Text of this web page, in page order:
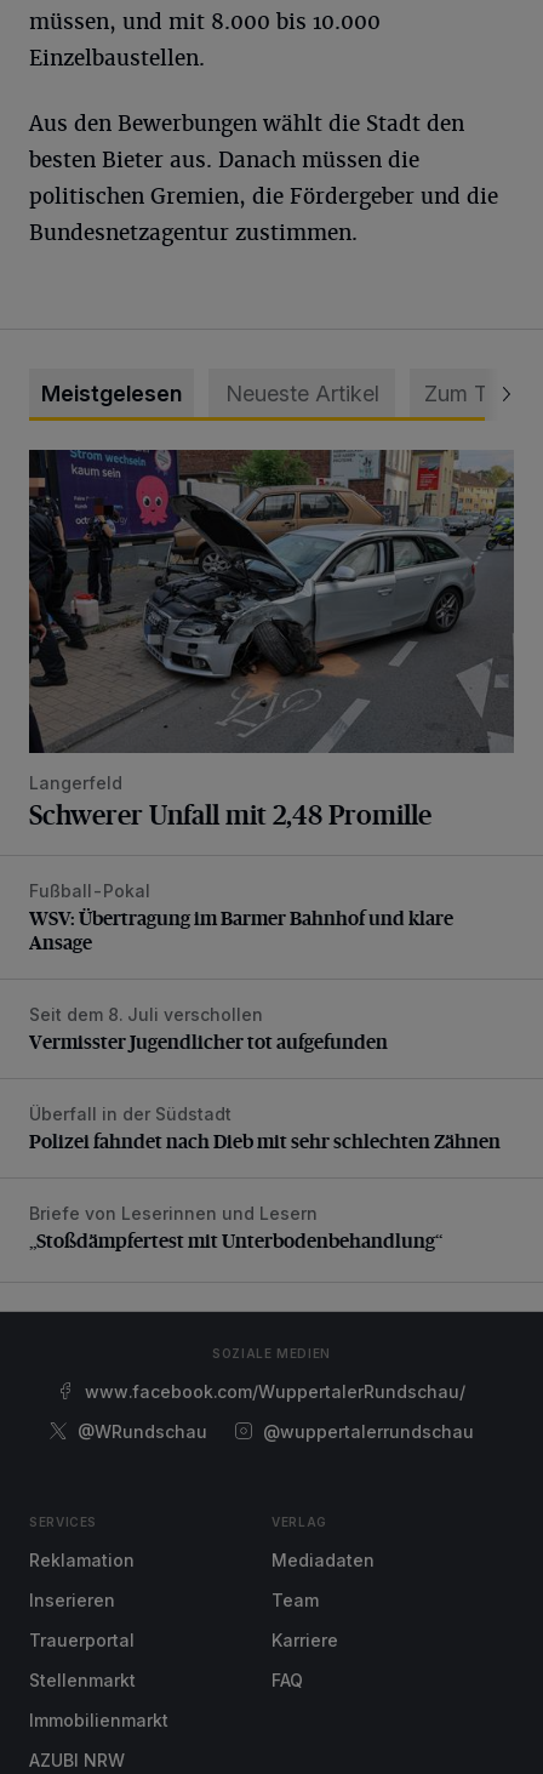
müssen, und mit 8.000 bis 10.000
Einzelbaustellen.
Aus den Bewerbungen wählt die Stadt den
besten Bieter aus. Danach müssen die
politischen Gremien, die Fördergeber und die
Bundesnetzagentur zustimmen.
Meistgelesen Neueste Artikel Zum Thema
Schwerer Unfall mit 2,48 Promille
Langerfeld
Schwerer Unfall mit 2,48 Promille
WSV: Übertragung im Barmer Bahnhof und klare Ansage
Fußball-Pokal
WSV: Übertragung im Barmer Bahnhof und klare
Ansage
Vermisster Jugendlicher tot aufgefunden
Seit dem 8. Juli verschollen
Vermisster Jugendlicher tot aufgefunden
Polizei fahndet nach Dieb mit sehr schlechten Zähnen
Überfall in der Südstadt
Polizei fahndet nach Dieb mit sehr schlechten Zähnen
„Stoßdämpfertest mit Unterbodenbehandlung“
Briefe von Leserinnen und Lesern
„Stoßdämpfertest mit Unterbodenbehandlung“
SOZIALE MEDIEN
www.facebook.com/WuppertalerRundschau/
@WRundschau
@wuppertalerrundschau
SERVICES
Reklamation
Inserieren
Trauerportal
Stellenmarkt
Immobilienmarkt
AZUBI NRW
VERLAG
Mediadaten
Team
Karriere
FAQ